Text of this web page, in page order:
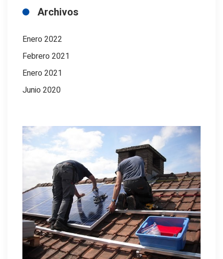
Archivos
Enero 2022
Febrero 2021
Enero 2021
Junio 2020